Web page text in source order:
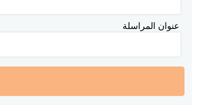
عنوان المراسلة